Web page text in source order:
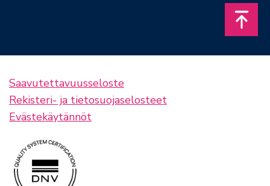
Saavutettavuusseloste
Rekisteri- ja tietosuojaselosteet
Evästekäytännöt